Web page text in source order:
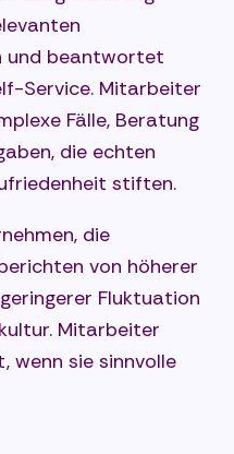
und beantwortet
Service. Mitarbeiter
Fälle, Beratung
die echten
stiften.
die
von höherer
Fluktuation
Mitarbeiter
wenn sie sinnvolle